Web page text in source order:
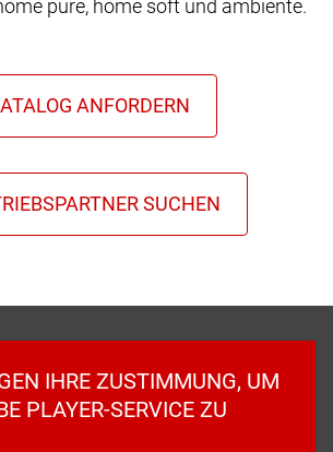
pure, home soft und ambiente.
IHRE ZUSTIMMUNG, UM
PLAYER-SERVICE ZU